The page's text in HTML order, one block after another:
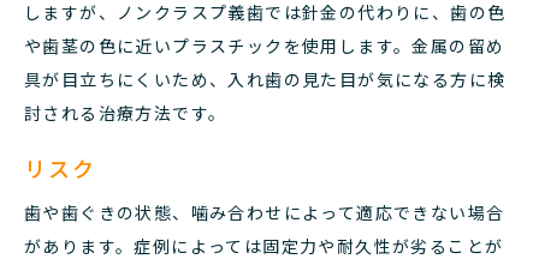
しますが、ノンクラスプ義歯では針金の代わりに、歯の色
や歯茎の色に近いプラスチックを使用します。金属の留め
具が目立ちにくいため、入れ歯の見た目が気になる方に検
討される治療方法です。
リスク
歯や歯ぐきの状態、噛み合わせによって適応できない場合
があります。症例によっては固定力や耐久性が劣ることが